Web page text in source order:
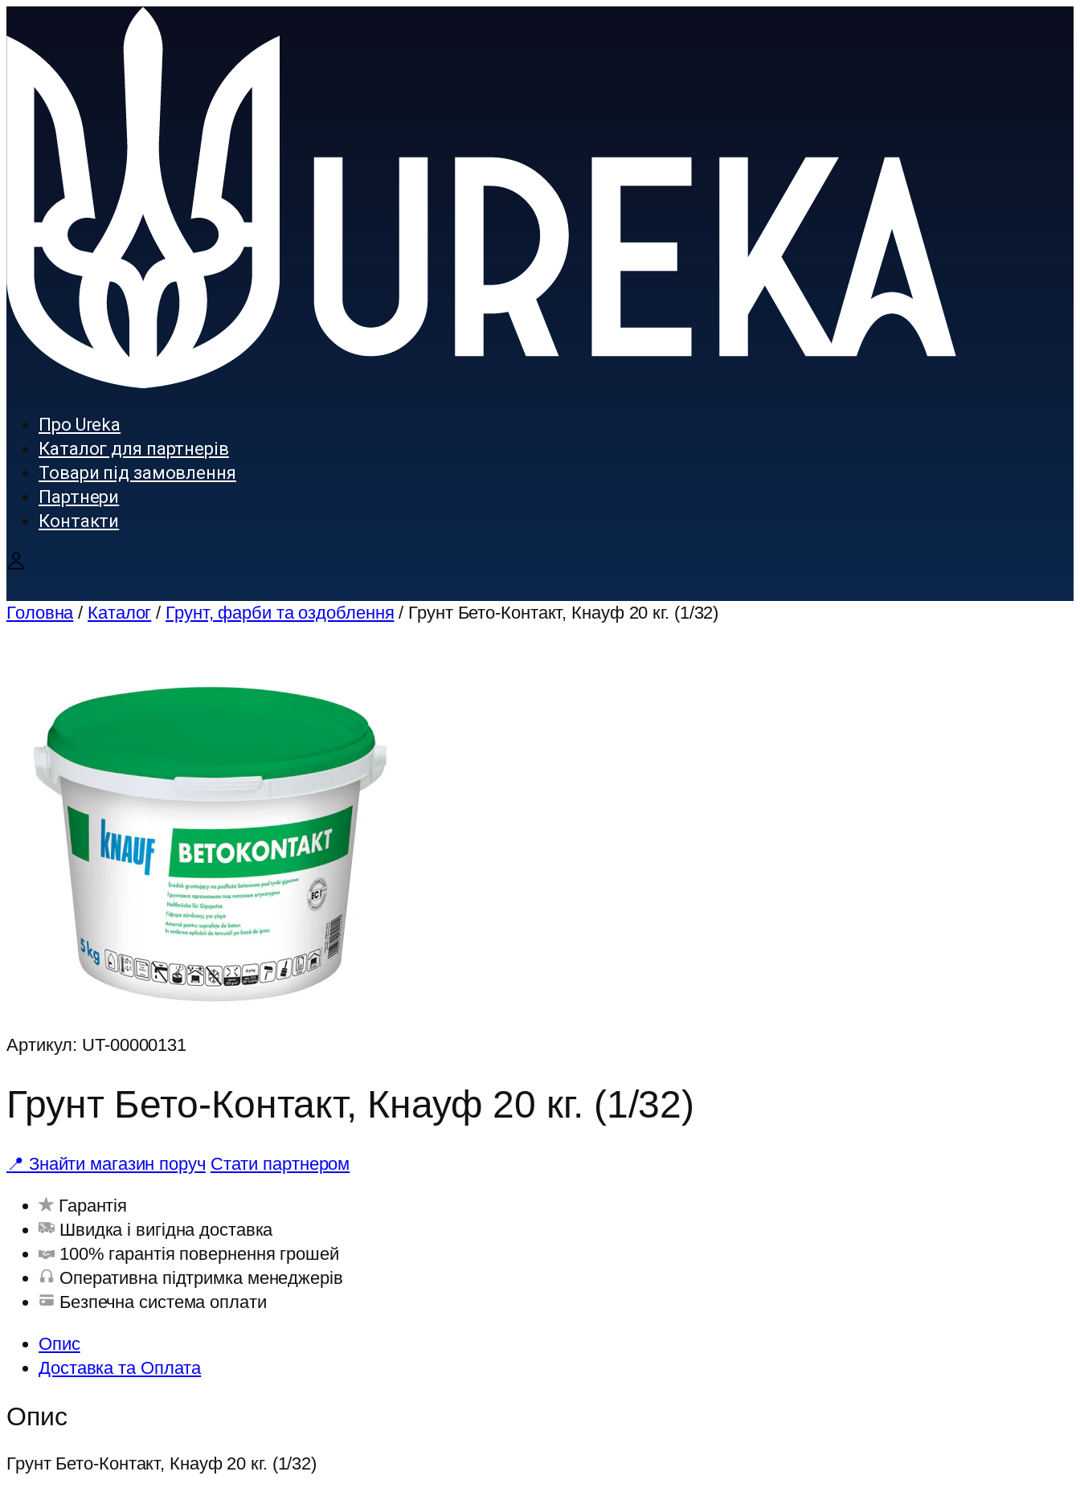
Про Ureka
Каталог для партнерів
Товари під замовлення
Партнери
Контакти
Головна/ Каталог / Грунт, фарби та оздоблення / Грунт Бето-Контакт, Кнауф 20 кг. (1/32)
Артикул: UT-00000131
Грунт Бето-Контакт, Кнауф 20 кг. (1/32)
📍 Знайти магазин поруч Стати партнером
Гарантія
Швидка і вигідна доставка
100% гарантія повернення грошей
Оперативна підтримка менеджерів
Безпечна система оплати
Опис
Доставка та Оплата
Опис
Грунт Бето-Контакт, Кнауф 20 кг. (1/32)